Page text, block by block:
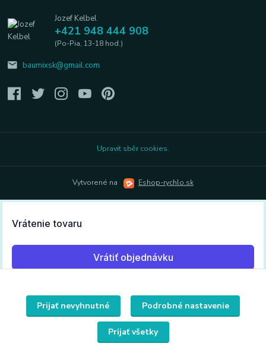
Jozef Kelbel
+421 948 444 908
(Po-Pia, 13-18 hod.)
baumixsk@gmail.com
Upravit sběr cookies.
Vytvorené na Eshop-rychlo.sk
Prijať nevyhnutné Podrobné nastavenie
Prijať všetky